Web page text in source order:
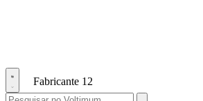
Fabricante 12